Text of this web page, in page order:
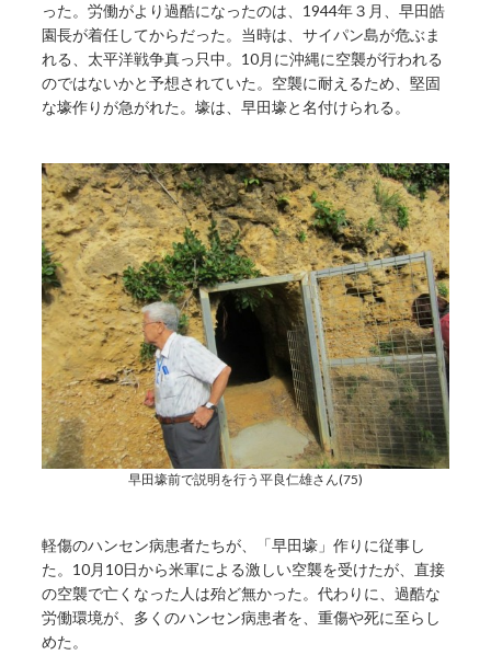
った。労働がより過酷になったのは、1944年３月、早田皓
園長が着任してからだった。当時は、サイパン島が危ぶま
れる、太平洋戦争真っ只中。10月に沖縄に空襲が行われる
のではないかと予想されていた。空襲に耐えるため、堅固
な壕作りが急がれた。壕は、早田壕と名付けられる。
早田壕前で説明を行う平良仁雄さん(75)
軽傷のハンセン病患者たちが、「早田壕」作りに従事し
た。10月10日から米軍による激しい空襲を受けたが、直接
の空襲で亡くなった人は殆ど無かった。代わりに、過酷な
労働環境が、多くのハンセン病患者を、重傷や死に至らし
めた。